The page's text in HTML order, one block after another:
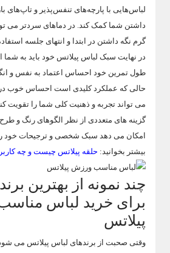
لباس‌هایی با پارچه‌های تنفس‌پذیر و تاپ‌های
داشتن شما کمک کند. در دماهای سردتر می
گرم نگه داشتن در ابتدا و انتهای جلسه
در نهایت سبک لباس پیلاتس خود باید به شما
طول تمرین خود احساس اعتماد به نفس و
حالی که عملکرد کلیدی است احساس خوب
می تواند تجربه و ذهنیت کلی شما را تقویت
گزینه های متعددی از نظر الگوهای رنگ و
امکان می دهد سبک شخصی و ترجیحات خود را
بیشتر بخوانید: حلقه پیلاتس چیست و چه
چند نمونه از بهترین
برای خرید لباس
پیلاتس
وقتی صحبت از برندهای لباس پیلاتس می